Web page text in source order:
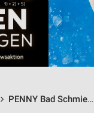
PENNY Bad Schmiedeberg / Kemberger Str. 1B - Öffnungszeiten & Adresse